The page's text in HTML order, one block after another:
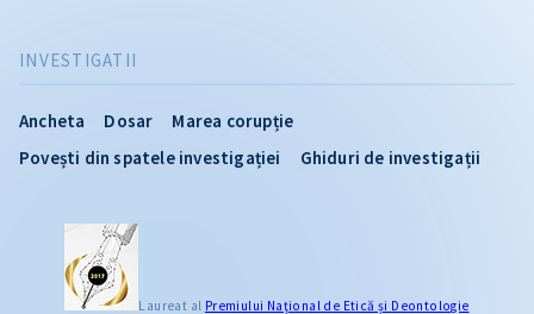
INVESTIGATII
Ancheta Dosar
Marea corupție
Povești din spatele investigației
Ghiduri de investigații
Laureat al Premiului Naţional de Etică și Deontologie